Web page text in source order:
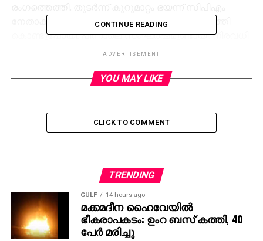
നേതാക്കള്‍ തന്നെ സിപിഎം കൗണ്‍സിലറെ കടത്തി
കൊണ്ടുപോയി. പിന്നാലെ സംഘര്‍ഷമുണ്ടായി. നിരവധി
എല്‍ഡിഎഫ്, യുഡിഎഫ് പ്രവര്‍ത്തകര്‍ക്കും പരുക്കേറ്റു.
ഇതിനിടെ അമ്മയെ കാണാനില്ലെന്ന് ചൂണ്ടിക്കാണിച്ച്
കലയുടെ മക്കള്‍ മുഖ്യമന്ത്രിക്കും ഡിജിപിക്കും പരാതി
തുടരുന്നതിനിടെ കാണാതായ കലാ രാജു സിപിഎം
ഏരിയ കമ്മിറ്റി ഓഫീസില്‍ കണ്ടെത്തുകയായിരുന്നു.
ഏരിയ സെക്രട്ടറി, നഗരസഭാ ചെയര്‍പേഴ്സണ്‍, വൈസ്
ചെയര്‍മാന്‍, സിപിഎം ലോക്കല്‍ സെക്രട്ടറി,
കൗണ്‍സിലര്‍ എന്നിവര്‍ ഉള്‍പ്പടെ കണ്ടാലറിയാവുന്ന 45
പേര്‍ക്ക് എതിരെയും പൊലീസ് കേസെടുത്തു.
CONTINUE READING
ADVERTISEMENT
YOU MAY LIKE
CLICK TO COMMENT
TRENDING
GULF 14 hours ago
മക്കമദീന ഹൈവേയില്‍
ഭീകരാപകടം: ഉംറ ബസ് കത്തി, 40
പേര്‍ മരിച്ചു